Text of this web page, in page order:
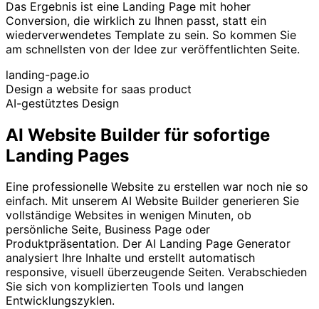
Das Ergebnis ist eine Landing Page mit hoher
Conversion, die wirklich zu Ihnen passt, statt ein
wiederverwendetes Template zu sein. So kommen Sie
am schnellsten von der Idee zur veröffentlichten Seite.
landing-page.io
Design a website for saas product
AI-gestütztes Design
AI Website Builder für sofortige
Landing Pages
Eine professionelle Website zu erstellen war noch nie so
einfach. Mit unserem AI Website Builder generieren Sie
vollständige Websites in wenigen Minuten, ob
persönliche Seite, Business Page oder
Produktpräsentation. Der AI Landing Page Generator
analysiert Ihre Inhalte und erstellt automatisch
responsive, visuell überzeugende Seiten. Verabschieden
Sie sich von komplizierten Tools und langen
Entwicklungszyklen.